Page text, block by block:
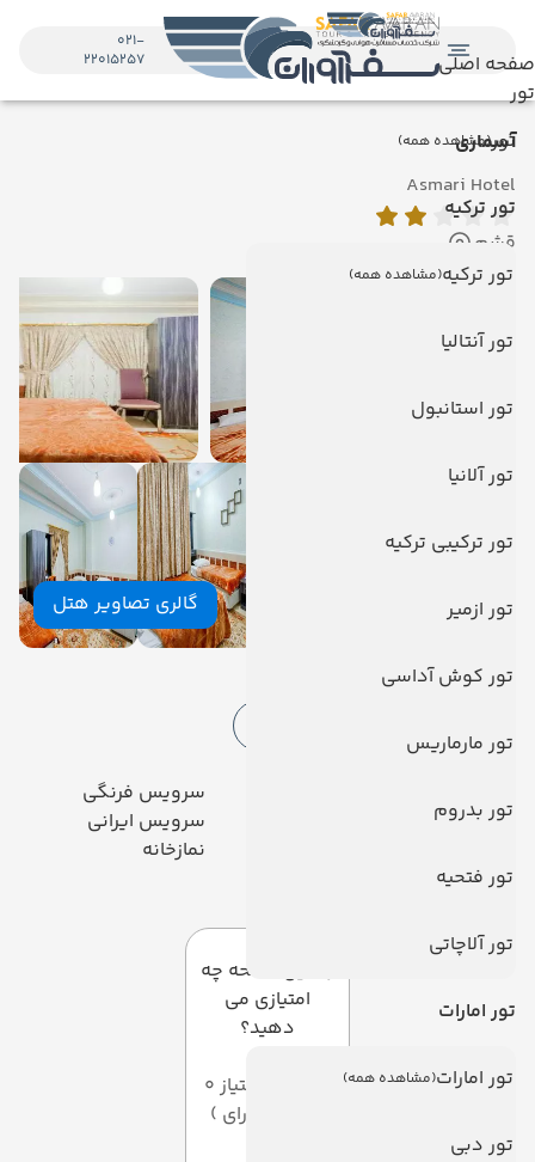
صفحه اصلی
تور
تور(مشاهده همه)
تور ترکیه
تور ترکیه(مشاهده همه)
تور آنتالیا
تور استانبول
تور آلانیا
تور ترکیبی ترکیه
تور ازمیر
تور کوش آداسی
تور مارماریس
تور بدروم
تور فتحیه
تور آلاچاتی
تور امارات
تور امارات(مشاهده همه)
تور دبی
021-
22015257
آسماری
Asmari Hotel
قشم
گالری تصاویر هتل
امکانات هتل
خشکشویی
سرویس فرنگی
سرویس ایرانی
نمازخانه
دیدگاه کاربران
به این صفحه چه
امتیازی می
دهید؟
میانگین امتیاز 0